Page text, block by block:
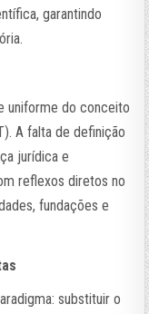
garantindo
uniforme do conceito
A falta de definição
jurídica e
reflexos diretos no
fundações e
substituir o